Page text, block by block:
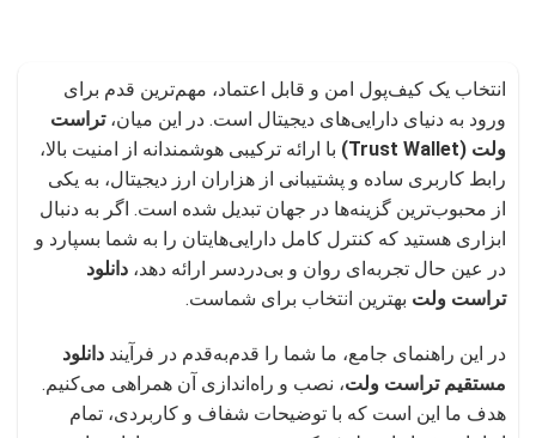
انتخاب یک کیف‌پول امن و قابل اعتماد، مهم‌ترین قدم برای
ورود به دنیای دارایی‌های دیجیتال است. در این میان،تراست
ولت (Trust Wallet)
با ارائه ترکیبی هوشمندانه از امنیت بالا،
رابط کاربری ساده و پشتیبانی از هزاران ارز دیجیتال، به یکی
از محبوب‌ترین گزینه‌ها در جهان تبدیل شده است. اگر به دنبال
ابزاری هستید که کنترل کامل دارایی‌هایتان را به شما بسپارد و
در عین حال تجربه‌ای روان و بی‌دردسر ارائه دهد، دانلود
تراست ولت بهترین انتخاب برای شماست.
در این راهنمای جامع، ما شما را قدم‌به‌قدم در فرآیند دانلود
مستقیم تراست ولت، نصب و راه‌اندازی آن همراهی می‌کنیم.
هدف ما این است که با توضیحات شفاف و کاربردی، تمام